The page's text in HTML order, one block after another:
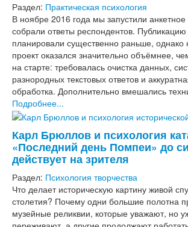
Раздел: Практическая психология
В ноябре 2016 года мы запустили
собрали ответы респондентов.
планировали существенно раньше, однако
проект оказался значительно объёмнее,
на старте: требовалась очистка данных,
разнородных текстовых ответов и
обработка. Дополнительно вмешались
Подробнее...
Карл Брюллов и психология
«Последний день Помпеи» до
действует на зрителя
Раздел: Психология творчества
Что делает историческую картину живой
столетия? Почему одни большие полотна
музейные реликвии, которые уважают, но